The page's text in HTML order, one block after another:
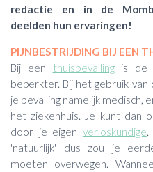
redactie en in de
deelden hun ervaringen!
PIJNBESTRIJDING BIJ EEN
Bij een thuisbevallingis de
beperkter. Bij het gebruik
je bevalling namelijk medisch,
het ziekenhuis. Je kunt dan
door je eigen verloskundige.
'natuurlijk' dus zou je
moeten overwegen.